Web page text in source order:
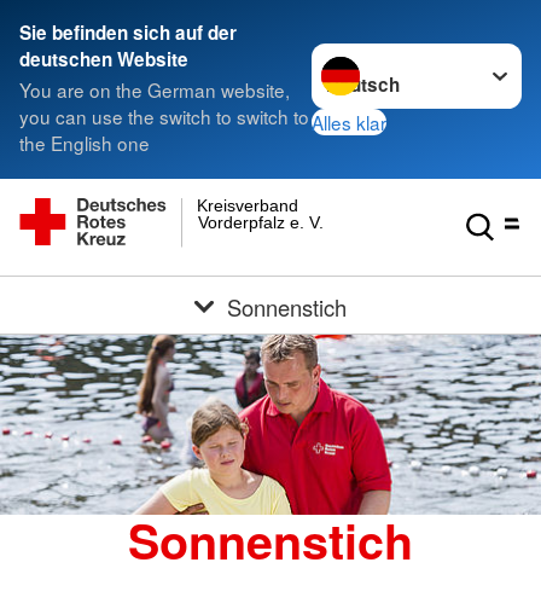
Sie befinden sich auf der
deutschen Website
You are on the German website,
you can use the switch to switch to
the English one
Sprache wechseln zu
Alles klar
Vorderpfalz e. V.
Kreisverband
Sonnenstich
Sonnenstich